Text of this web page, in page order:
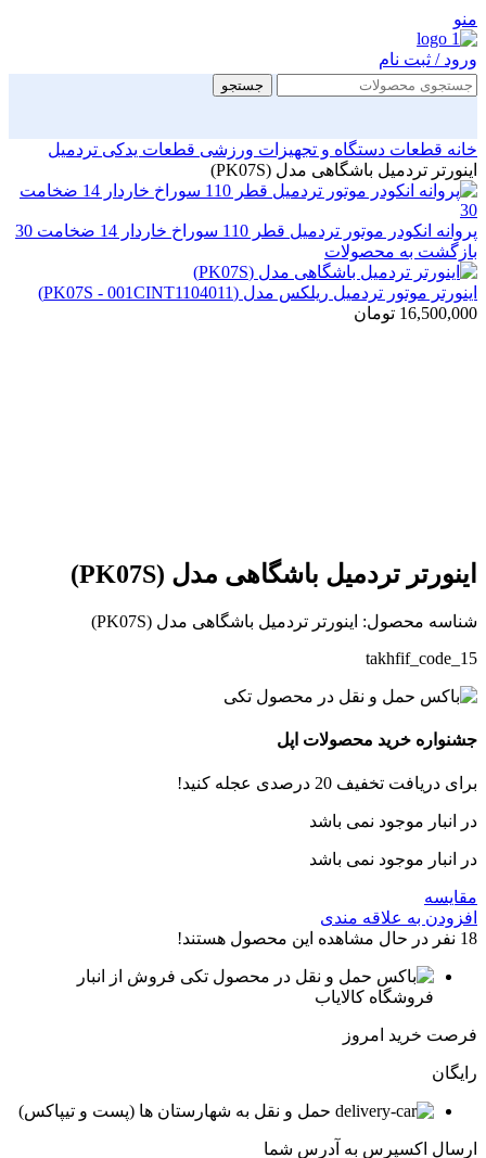
منو
ورود / ثبت نام
جستجو
خانه قطعات دستگاه و تجهیزات ورزشی قطعات یدکی تردمیل
اینورتر تردمیل باشگاهی مدل (PK07S)
پروانه انکودر موتور تردمیل قطر 110 سوراخ خاردار 14 ضخامت 30
بازگشت به محصولات
اینورتر موتور تردمیل ریلکس مدل (PK07S - 001CINT1104011)
16,500,000 تومان
اینورتر تردمیل باشگاهی مدل (PK07S)
شناسه محصول: اینورتر تردمیل باشگاهی مدل (PK07S)
takhfif_code_15
جشنواره خرید محصولات اپل
برای دریافت تخفیف 20 درصدی عجله کنید!
در انبار موجود نمی باشد
در انبار موجود نمی باشد
مقایسه
افزودن به علاقه مندی
18 نفر در حال مشاهده این محصول هستند!
فروش از انبار
فروشگاه کالایاب
فرصت خرید امروز
رایگان
حمل و نقل به شهارستان ها (پست و تیپاکس)
ارسال اکسپرس به آدرس شما